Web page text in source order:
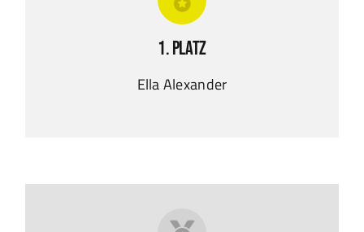
1. Platz
Ella Alexander